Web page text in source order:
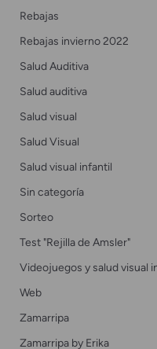
Rebajas
Rebajas invierno 2022
Salud Auditiva
Salud auditiva
Salud visual
Salud Visual
Salud visual infantil
Sin categoría
Sorteo
Test "Rejilla de Amsler"
Videojuegos y salud visual
Web
Zamarripa
Zamarripa by Erika